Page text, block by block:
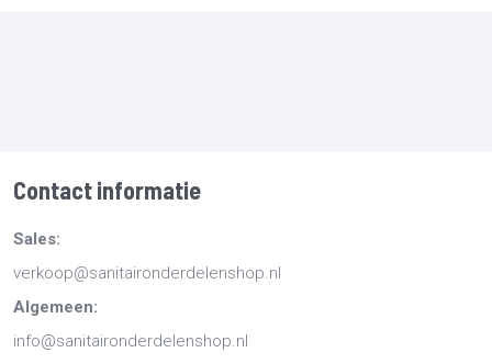
Contact informatie
Sales:
verkoop@sanitaironderdelenshop.nl
Algemeen:
info@sanitaironderdelenshop.nl